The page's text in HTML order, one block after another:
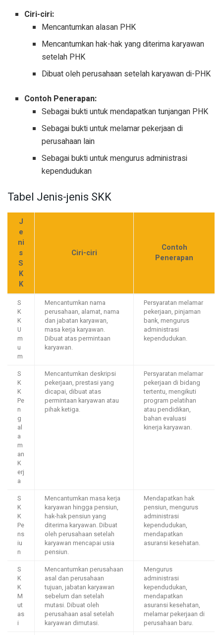
Ciri-ciri:
Mencantumkan alasan PHK
Mencantumkan hak-hak yang diterima karyawan
setelah PHK
Dibuat oleh perusahaan setelah karyawan di-PHK
Contoh Penerapan:
Sebagai bukti untuk mendapatkan tunjangan PHK
Sebagai bukti untuk melamar pekerjaan di
perusahaan lain
Sebagai bukti untuk mengurus administrasi
kependudukan
Tabel Jenis-jenis SKK
J
e
ni
s
S
K
K
Ciri-ciri
Contoh
Penerapan
S
K
K
U
m
u
m
Mencantumkan nama
perusahaan, alamat, nama
dan jabatan karyawan,
masa kerja karyawan.
Dibuat atas permintaan
karyawan.
Persyaratan melamar
pekerjaan, pinjaman
bank, mengurus
administrasi
kependudukan.
S
K
K
Pe
n
g
al
a
m
an
K
erj
a
Mencantumkan deskripsi
pekerjaan, prestasi yang
dicapai, dibuat atas
permintaan karyawan atau
pihak ketiga.
Persyaratan melamar
pekerjaan di bidang
tertentu, mengikuti
program pelatihan
atau pendidikan,
bahan evaluasi
kinerja karyawan.
S
K
K
Pe
ns
iu
n
Mencantumkan masa kerja
karyawan hingga pensiun,
hak-hak pensiun yang
diterima karyawan. Dibuat
oleh perusahaan setelah
karyawan mencapai usia
pensiun.
Mendapatkan hak
pensiun, mengurus
administrasi
kependudukan,
mendapatkan
asuransi kesehatan.
S
K
K
M
ut
as
i
Mencantumkan perusahaan
asal dan perusahaan
tujuan, jabatan karyawan
sebelum dan setelah
mutasi. Dibuat oleh
perusahaan asal setelah
karyawan dimutasi.
Mengurus
administrasi
kependudukan,
mendapatkan
asuransi kesehatan,
melamar pekerjaan di
perusahaan baru.